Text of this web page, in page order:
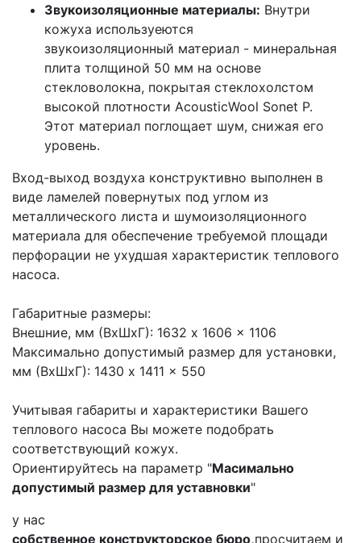
Звукоизоляционные материалы: Внутри
кожуха используеются
звукоизоляционный материал - минеральная
плита толщиной 50 мм на основе
стекловолокна, покрытая стеклохолстом
высокой плотности AcousticWool Sonet P.
Этот материал поглощает шум, снижая его
уровень.
Вход-выход воздуха конструктивно выполнен в
виде ламелей повернутых под углом из
металлического листа и шумоизоляционного
материала для обеспечение требуемой площади
перфорации не ухудшая характеристик теплового
насоса.
Габаритные размеры:
Внешние, мм (ВхШхГ): 1632 x 1606 x 1106
Максимально допустимый размер для установки,
мм (ВхШхГ): 1430 x 1411 x 550
Учитывая габариты и характеристики Вашего
теплового насоса Вы можете подобрать
соответствующий кожух.
Ориентируйтесь на параметр "Масимально
допустимый размер для уставновки"
у нас
собственное конструкторское бюро,просчитаем и